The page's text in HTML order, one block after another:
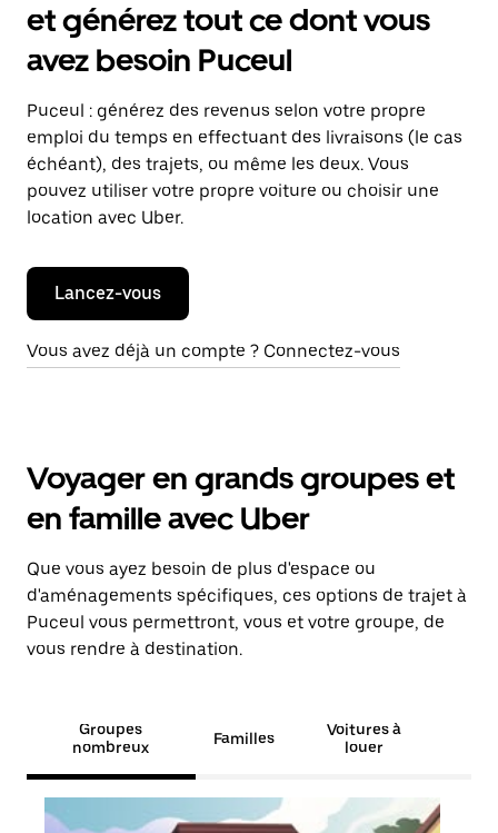
et générez tout ce dont vous
avez besoin Puceul
Puceul : générez des revenus selon votre propre
emploi du temps en effectuant des livraisons (le cas
échéant), des trajets, ou même les deux. Vous
pouvez utiliser votre propre voiture ou choisir une
location avec Uber.
Lancez-vous
Vous avez déjà un compte ? Connectez-vous
Voyager en grands groupes et
en famille avec Uber
Que vous ayez besoin de plus d'espace ou
d'aménagements spécifiques, ces options de trajet à
Puceul vous permettront, vous et votre groupe, de
vous rendre à destination.
Groupes
nombreux
Familles
Voitures à
louer